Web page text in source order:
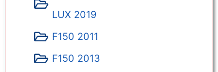
LUX 2019
F150 2011
F150 2013